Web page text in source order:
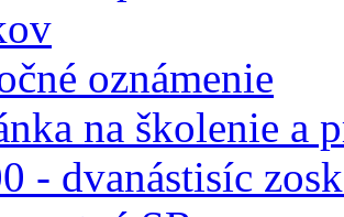
oznámenie
na školenie a
- dvanástisíc